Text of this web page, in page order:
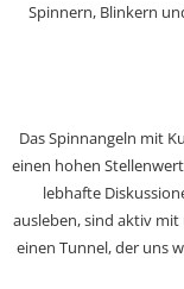
Spinnern, Blinkern
Das Spinnangeln mit
einen hohen
lebhafte
ausleben, sind aktiv
einen Tunnel, der uns